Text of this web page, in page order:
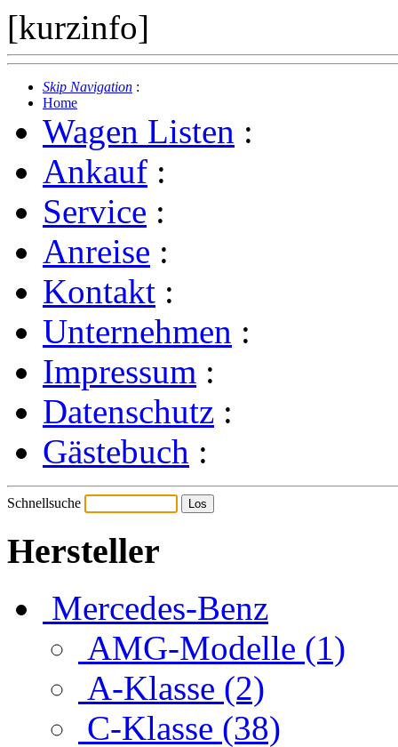
[kurzinfo]
Skip Navigation :
Home
Wagen Listen :
Ankauf :
Service :
Anreise :
Kontakt :
Unternehmen :
Impressum :
Datenschutz :
Gästebuch :
Schnellsuche
Hersteller
Mercedes-Benz
AMG-Modelle (1)
A-Klasse (2)
C-Klasse (38)